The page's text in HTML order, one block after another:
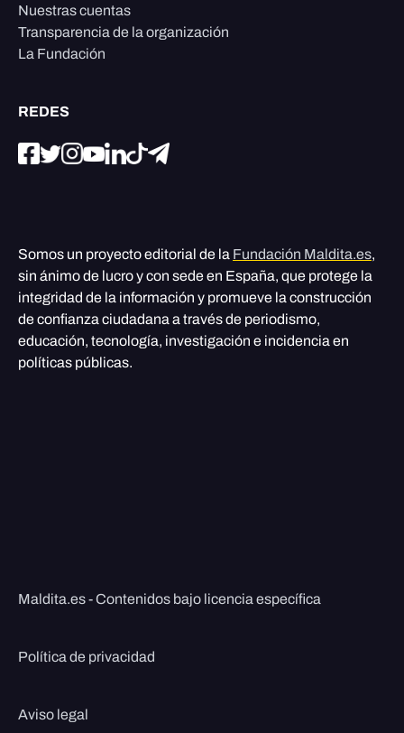
Nuestras cuentas
Transparencia de la organización
La Fundación
REDES
Somos un proyecto editorial de la Fundación Maldita.es,
sin ánimo de lucro y con sede en España, que protege la
integridad de la información y promueve la construcción
de confianza ciudadana a través de periodismo,
educación, tecnología, investigación e incidencia en
políticas públicas.
Maldita.es - Contenidos bajo licencia específica
Política de privacidad
Aviso legal